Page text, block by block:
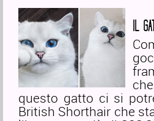
IL
questo gatto ci si
British Shorthair che